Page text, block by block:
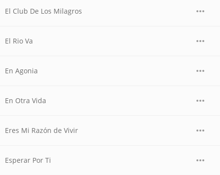
El Club De Los Milagros
El Rio Va
En Agonia
En Otra Vida
Eres Mi Razón de Vivir
Esperar Por Ti